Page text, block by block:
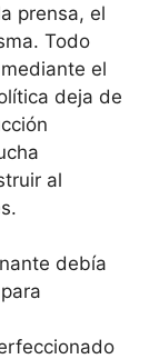
prensa, el
Todo
el
deja de
al
debía